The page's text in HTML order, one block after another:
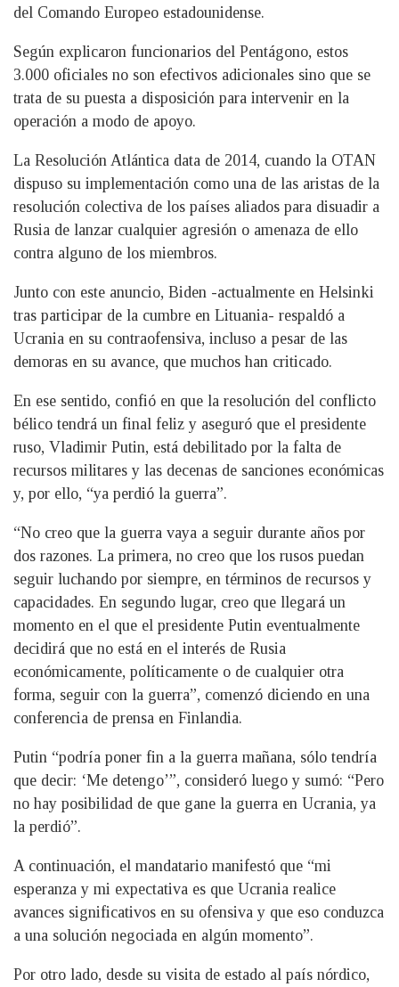
del Comando Europeo estadounidense.
Según explicaron funcionarios del Pentágono, estos
3.000 oficiales no son efectivos adicionales sino que se
trata de su puesta a disposición para intervenir en la
operación a modo de apoyo.
La Resolución Atlántica data de 2014, cuando la OTAN
dispuso su implementación como una de las aristas de la
resolución colectiva de los países aliados para disuadir a
Rusia de lanzar cualquier agresión o amenaza de ello
contra alguno de los miembros.
Junto con este anuncio, Biden -actualmente en Helsinki
tras participar de la cumbre en Lituania- respaldó a
Ucrania en su contraofensiva, incluso a pesar de las
demoras en su avance, que muchos han criticado.
En ese sentido, confió en que la resolución del conflicto
bélico tendrá un final feliz y aseguró que el presidente
ruso, Vladimir Putin, está debilitado por la falta de
recursos militares y las decenas de sanciones económicas
y, por ello, “ya perdió la guerra”.
“No creo que la guerra vaya a seguir durante años por
dos razones. La primera, no creo que los rusos puedan
seguir luchando por siempre, en términos de recursos y
capacidades. En segundo lugar, creo que llegará un
momento en el que el presidente Putin eventualmente
decidirá que no está en el interés de Rusia
económicamente, políticamente o de cualquier otra
forma, seguir con la guerra”, comenzó diciendo en una
conferencia de prensa en Finlandia.
Putin “podría poner fin a la guerra mañana, sólo tendría
que decir: ‘Me detengo’”, consideró luego y sumó: “Pero
no hay posibilidad de que gane la guerra en Ucrania, ya
la perdió”.
A continuación, el mandatario manifestó que “mi
esperanza y mi expectativa es que Ucrania realice
avances significativos en su ofensiva y que eso conduzca
a una solución negociada en algún momento”.
Por otro lado, desde su visita de estado al país nórdico,